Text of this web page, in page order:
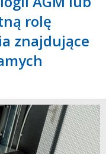
rolę
znajdujące